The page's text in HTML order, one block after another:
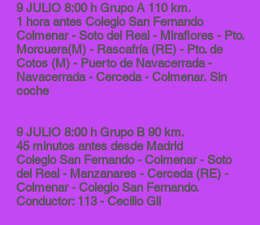
9 JULIO 8:00 h Grupo A 110 km.
1 hora antes Colegio San Fernando
Colmenar - Soto del Real - Miraflores - Pto.
Morcuera(M) - Rascafría (RE) - Pto. de
Cotos (M) - Puerto de Navacerrada -
Navacerrada - Cerceda - Colmenar. Sin
coche
9 JULIO 8:00 h Grupo B 90 km.
45 minutos antes desde Madrid
Colegio San Fernando - Colmenar - Soto
del Real - Manzanares - Cerceda (RE) -
Colmenar - Colegio San Fernando.
Conductor: 113 - Cecilio Gil